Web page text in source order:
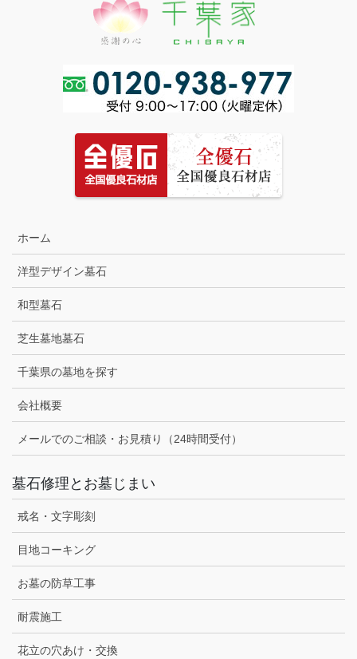
ホーム
洋型デザイン墓石
和型墓石
芝生墓地墓石
千葉県の墓地を探す
会社概要
メールでのご相談・お見積り（24時間受付）
墓石修理とお墓じまい
戒名・文字彫刻
目地コーキング
お墓の防草工事
耐震施工
花立の穴あけ・交換